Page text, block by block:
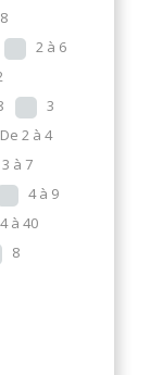
2 à 6
3
De 2 à 4
3 à 7
4 à 9
4 à 40
8